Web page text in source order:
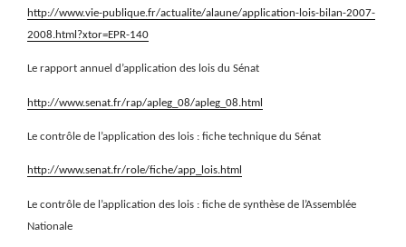
http://www.vie-publique.fr/actualite/alaune/application-lois-bilan-2007-
2008.html?xtor=EPR-140
Le rapport annuel d’application des lois du Sénat
http://www.senat.fr/rap/apleg_08/apleg_08.html
Le contrôle de l’application des lois : fiche technique du Sénat
http://www.senat.fr/role/fiche/app_lois.html
Le contrôle de l’application des lois : fiche de synthèse de l’Assemblée
Nationale